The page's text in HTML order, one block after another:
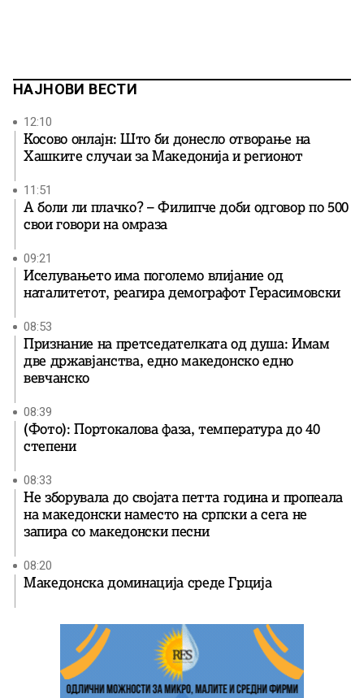
НАЈНОВИ ВЕСТИ
12:10
Косово онлајн: Што би донесло отворање на
Хашките случаи за Македонија и регионот
11:51
А боли ли плачко? – Филипче доби одговор по 500
свои говори на омраза
09:21
Иселувањето има поголемо влијание од
наталитетот, реагира демографот Герасимовски
08:53
Признание на претседателката од душа: Имам
две државјанства, едно македонско едно
вевчанско
08:39
(Фото): Портокалова фаза, температура до 40
степени
08:33
Не зборувала до својата петта година и пропеала
на македонски наместо на српски а сега не
запира со македонски песни
08:20
Македонска доминација среде Грција